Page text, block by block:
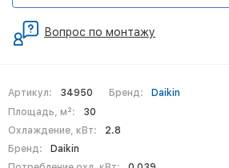
Артикул: 34950 Бренд:
Daikin
Площадь, м²:
30
Охлаждение, кВт:
2.8
Бренд:
Daikin
Вопрос по монтажу